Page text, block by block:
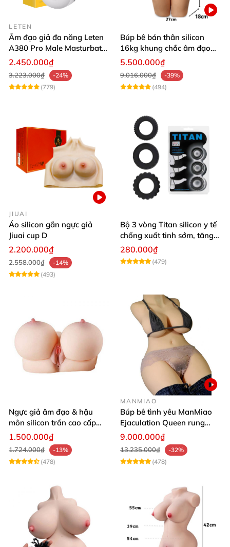
LETEN
Âm đạo giả đa năng Leten
A380 Pro Male Masturbator
Version 3
2.450.000₫
3.223.000₫
-24%
(779)
Búp bê bán thân silicon
16kg khung chắc âm đạo
khít hồng
5.500.000₫
9.016.000₫
-39%
(494)
JIUAI
Áo silicon gắn ngực giả
Jiuai cup D
2.200.000₫
2.558.000₫
-14%
(493)
Bộ 3 vòng Titan silicon y tế
chống xuất tinh sớm, tăng
khoái cảm
280.000₫
(479)
Ngực giả âm đạo & hậu
môn silicon trần cao cấp
mềm mịn - Man
Mastuebator 3kg
1.500.000₫
1.724.000₫
-13%
(478)
MANMIAO
Búp bê tình yêu ManMiao
Ejaculation Queen rung
cảm biến sưởi ấm phun
nước thông minh
9.000.000₫
13.235.000₫
-32%
(478)